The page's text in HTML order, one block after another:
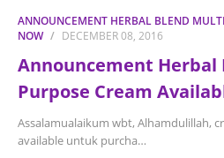
ANNOUNCEMENT HERBAL BLEND
NOW
DECEMBER 08, 2016
Announcement Herbal
Purpose Cream
Assalamualaikum wbt, Alhamdulillah,
available untuk purcha…